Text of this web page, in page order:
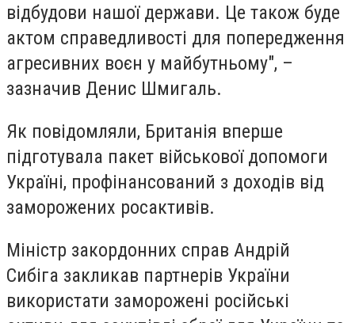
відбудови нашої держави. Це також буде
актом справедливості для попередження
агресивних воєн у майбутньому", –
зазначив Денис Шмигаль.
Як повідомляли, Британія вперше
підготувала пакет військової допомоги
Україні, профінансований з доходів від
заморожених росактивів.
Міністр закордонних справ Андрій
Сибіга закликав партнерів України
використати заморожені російські